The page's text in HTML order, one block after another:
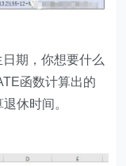
期，你想要什么
函数计算出的
休时间。